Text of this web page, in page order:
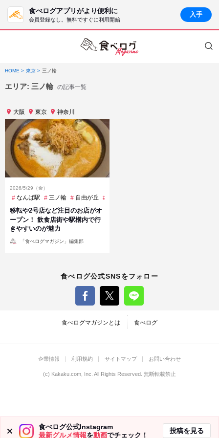
食べログアプリがより便利に
会員登録なし。無料ですぐに利用開始
入手
HOME 東京 三ノ輪
エリア: 三ノ輪 の記事一覧
大阪 東京 神奈川
2026/5/29（金）
なんば駅 三ノ輪 自由が丘
移転や2号店など注目のお店がオ
ープン！ 飲食店街や駅構内で行
きやすいのが魅力
「食べログマガジン」編集部
食べログ公式SNSをフォロー
食べログマガジンとは 食べログ
食べログ公式Instagram
最新グルメ情報を動画でチェック！
投稿を見る
企業情報 利用規約 サイトマップ お問い合わせ
(c) Kakaku.com, Inc. All Rights Reserved. 無断転載禁止